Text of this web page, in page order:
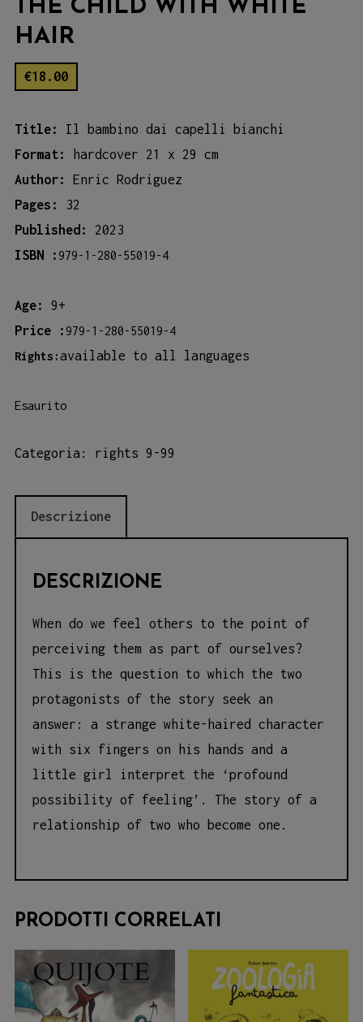
THE CHILD WITH WHITE
HAIR
€18.00
Title: Il bambino dai capelli bianchi
Format:
hardcover 21 x 29 cm
Author: Enric Rodriguez
Pages:
32
Published: 2023
ISBN : 979-1-280-55019-4
Age: 9+
Price : 979-1-280-55019-4
Rights:available to all languages
Esaurito
Categoria: rights 9-99
Descrizione
DESCRIZIONE
When do we feel others to the point of
perceiving them as part of ourselves?
This is the question to which the two
protagonists of the story seek an
answer: a strange white-haired character
with six fingers on his hands and a
little girl interpret the ‘profound
possibility of feeling’. The story of a
relationship of two who become one.
PRODOTTI CORRELATI